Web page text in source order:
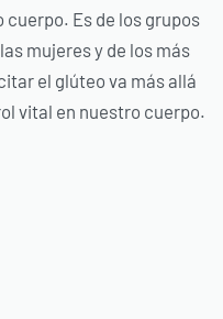
Es de los grupos
mujeres y de los más
el glúteo va más allá
vital en nuestro cuerpo.